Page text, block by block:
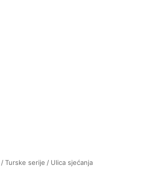
/Turske serije / Ulica sjećanja